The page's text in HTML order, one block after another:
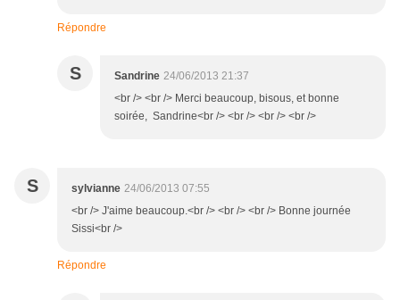
Répondre
S Sandrine 24/06/2013 21:37
<br /> <br /> Merci beaucoup, bisous, et bonne
soirée, Sandrine<br /> <br /> <br /> <br />
S sylvianne 24/06/2013 07:55
<br /> J'aime beaucoup.<br /> <br /> <br /> Bonne journée
Sissi<br />
Répondre